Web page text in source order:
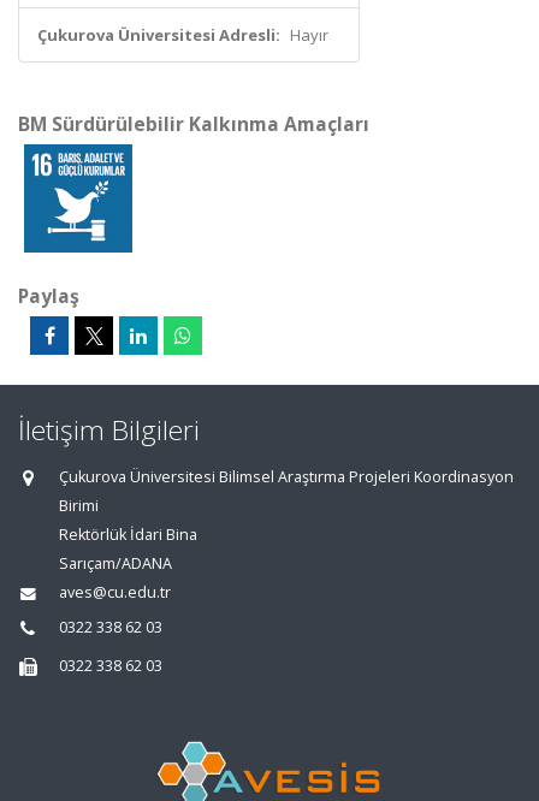
Çukurova Üniversitesi Adresli: Hayır
BM Sürdürülebilir Kalkınma Amaçları
Paylaş
İletişim Bilgileri
Çukurova Üniversitesi Bilimsel Araştırma Projeleri Koordinasyon
Birimi
Rektörlük İdari Bina
Sarıçam/ADANA
aves@cu.edu.tr
0322 338 62 03
0322 338 62 03